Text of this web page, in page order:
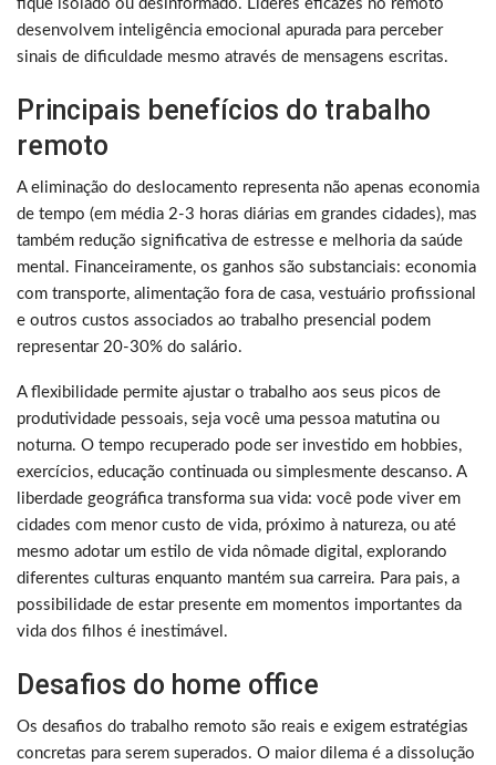
fique isolado ou desinformado. Líderes eficazes no remoto
desenvolvem inteligência emocional apurada para perceber
sinais de dificuldade mesmo através de mensagens escritas.
Principais benefícios do trabalho
remoto
A eliminação do deslocamento representa não apenas economia
de tempo (em média 2-3 horas diárias em grandes cidades), mas
também redução significativa de estresse e melhoria da saúde
mental. Financeiramente, os ganhos são substanciais: economia
com transporte, alimentação fora de casa, vestuário profissional
e outros custos associados ao trabalho presencial podem
representar 20-30% do salário.
A flexibilidade permite ajustar o trabalho aos seus picos de
produtividade pessoais, seja você uma pessoa matutina ou
noturna. O tempo recuperado pode ser investido em hobbies,
exercícios, educação continuada ou simplesmente descanso. A
liberdade geográfica transforma sua vida: você pode viver em
cidades com menor custo de vida, próximo à natureza, ou até
mesmo adotar um estilo de vida nômade digital, explorando
diferentes culturas enquanto mantém sua carreira. Para pais, a
possibilidade de estar presente em momentos importantes da
vida dos filhos é inestimável.
Desafios do home office
Os desafios do trabalho remoto são reais e exigem estratégias
concretas para serem superados. O maior dilema é a dissolução